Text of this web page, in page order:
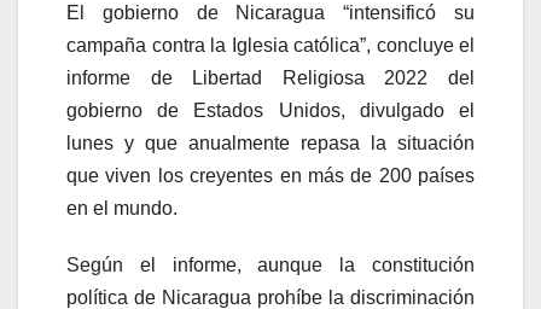
El gobierno de Nicaragua “intensificó su
campaña contra la Iglesia católica”, concluye el
informe
de Libertad Religiosa 2022 del
gobierno de Estados Unidos, divulgado el
lunes y que anualmente repasa la situación
que viven los creyentes en más de 200 países
en el mundo.
Según el informe, aunque la constitución
política de Nicaragua prohíbe la discriminación